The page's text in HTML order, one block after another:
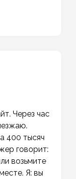
Через час
400 тысяч
говорит:
возьмите
Я: вы